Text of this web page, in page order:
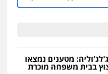
ג'לג'וליה: מטענים נמצאו
בבית משפחה מוכרת